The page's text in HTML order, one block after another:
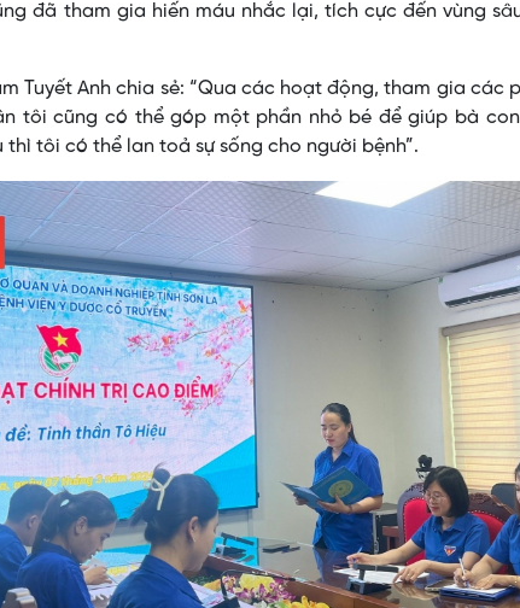
đã tham gia hiến máu nhắc lại, tích cực đến vùng
Tuyết Anh chia sẻ: “Qua các hoạt động, tham gia các
tôi cũng có thể góp một phần nhỏ bé để giúp bà
thì tôi có thể lan toả sự sống cho người bệnh”.